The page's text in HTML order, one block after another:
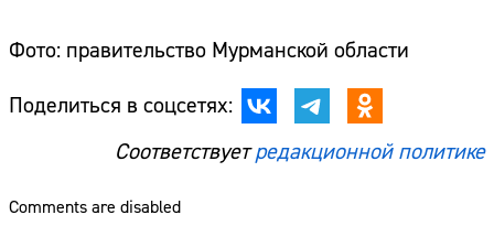
Фото: правительство Мурманской области
Поделиться в соцсетях:
Соответствуетредакционной политике
Comments are disabled